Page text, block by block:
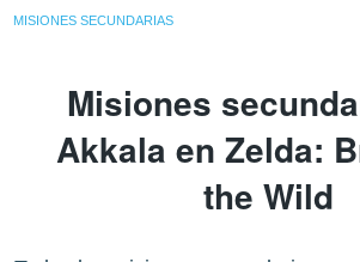
MISIONES SECUNDARIAS
Misiones
Akkala en Zelda:
the Wild